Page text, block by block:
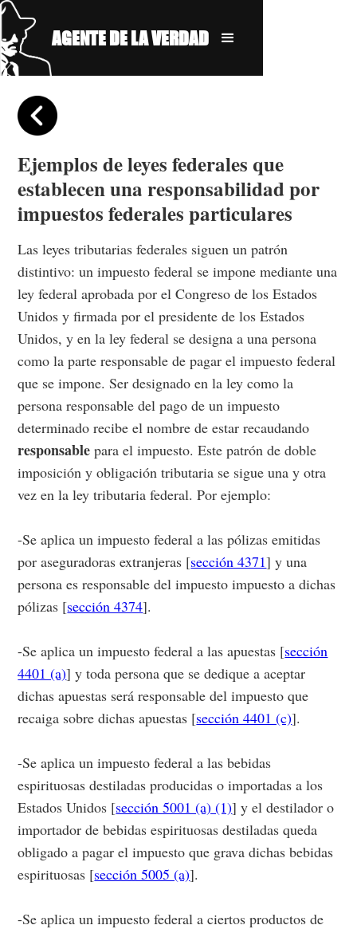
AGENTE DE LA VERDAD
Ejemplos de leyes federales que
establecen una responsabilidad por
impuestos federales particulares
Las leyes tributarias federales siguen un patrón
distintivo: un impuesto federal se impone mediante una
ley federal aprobada por el Congreso de los Estados
Unidos y firmada por el presidente de los Estados
Unidos, y en la ley federal se designa a una persona
como la parte responsable de pagar el impuesto federal
que se impone. Ser designado en la ley como la
persona responsable del pago de un impuesto
determinado recibe el nombre de estar recaudando
responsable para el impuesto. Este patrón de doble
imposición y obligación tributaria se sigue una y otra
vez en la ley tributaria federal. Por ejemplo:
-Se aplica un impuesto federal a las pólizas emitidas
por aseguradoras extranjeras [sección 4371] y una
persona es responsable del impuesto impuesto a dichas
pólizas [sección 4374].
-Se aplica un impuesto federal a las apuestas [sección
4401 (a)] y toda persona que se dedique a aceptar
dichas apuestas será responsable del impuesto que
recaiga sobre dichas apuestas [sección 4401 (c)].
-Se aplica un impuesto federal a las bebidas
espirituosas destiladas producidas o importadas a los
Estados Unidos [sección 5001 (a) (1)] y el destilador o
importador de bebidas espirituosas destiladas queda
obligado a pagar el impuesto que grava dichas bebidas
espirituosas [sección 5005 (a)].
-Se aplica un impuesto federal a ciertos productos de